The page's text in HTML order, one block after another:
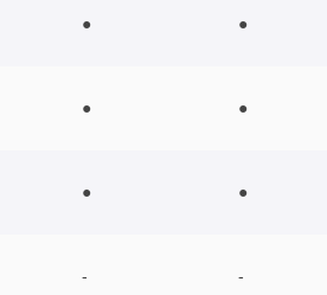
● ●
● ●
● ●
- -